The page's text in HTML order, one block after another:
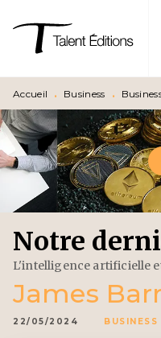
MENU
PIED DE PAGE
Accueil • Business •
Notre
L'intelligence artificielle
James
22/05/2024 BUSINESS